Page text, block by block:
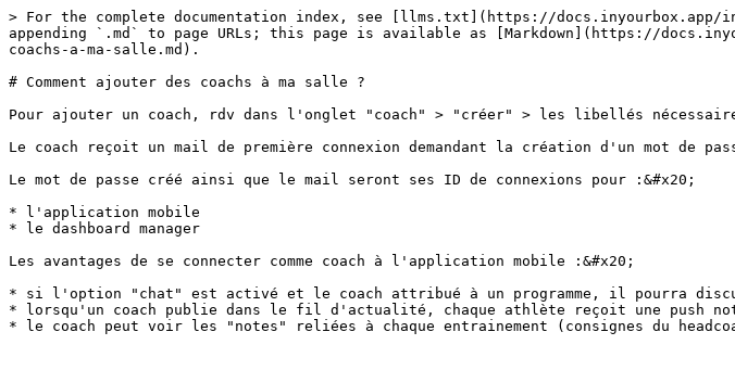
> For the complete documentation index, see [llms.txt](https://docs.inyourbox.app/
appending `.md` to page URLs; this page is available as [Markdown](https://
coachs-a-ma-salle.md).
# Comment ajouter des coachs à ma salle ?
Pour ajouter un coach, rdv dans l'onglet "coach" > "créer" > les libellés
Le coach reçoit un mail de première connexion demandant la création d'un mot de
Le mot de passe créé ainsi que le mail seront ses ID de connexions pour :&#x20;
* l'application mobile
* le dashboard manager
Les avantages de se connecter comme coach à l'application mobile :&#x20;
* si l'option "chat" est activé et le coach attribué à un programme, il pourra
* lorsqu'un coach publie dans le fil d'actualité, chaque athlète reçoit une push